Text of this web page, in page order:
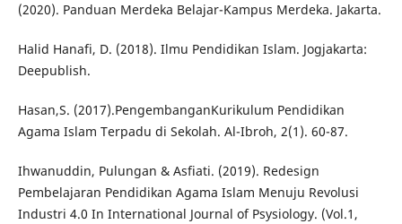
(2020). Panduan Merdeka Belajar-Kampus Merdeka. Jakarta.
Halid Hanafi, D. (2018). Ilmu Pendidikan Islam. Jogjakarta:
Deepublish.
Hasan,S. (2017).PengembanganKurikulum Pendidikan
Agama Islam Terpadu di Sekolah. Al-Ibroh, 2(1). 60-87.
Ihwanuddin, Pulungan & Asfiati. (2019). Redesign
Pembelajaran Pendidikan Agama Islam Menuju Revolusi
Industri 4.0 In International Journal of Psysiology. (Vol.1,